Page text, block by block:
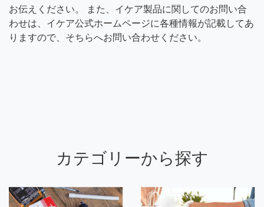
お伝えください。 また、イケア製品に関してのお問い合
わせは、イケア公式ホームページに各種情報が記載してあ
りますので、そちらへお問い合わせください。
カテゴリーから探す